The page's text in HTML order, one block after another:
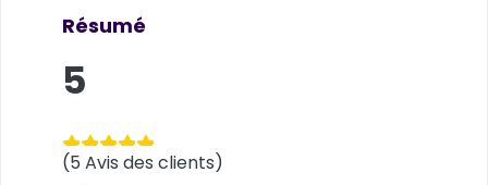
Résumé
5
(5 Avis des clients)